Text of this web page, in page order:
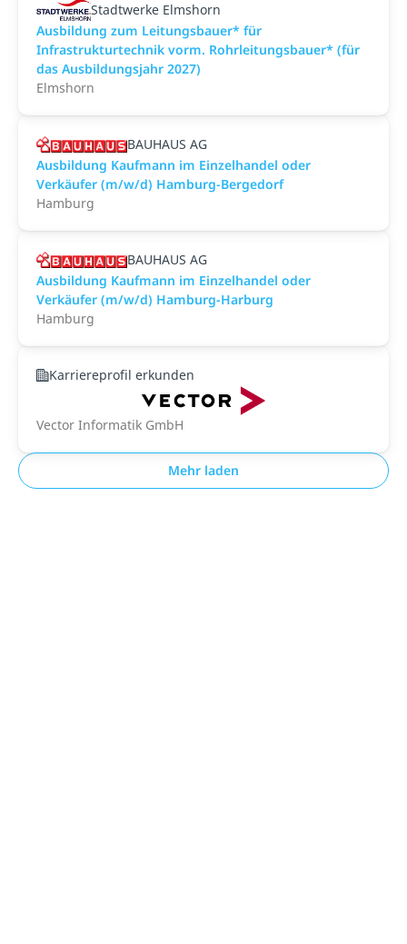
Stadtwerke Elmshorn
Ausbildung zum Leitungsbauer* für
Infrastrukturtechnik vorm. Rohrleitungsbauer* (für
das Ausbildungsjahr 2027)
Elmshorn
BAUHAUS AG
Ausbildung Kaufmann im Einzelhandel oder
Verkäufer (m/w/d) Hamburg-Bergedorf
Hamburg
BAUHAUS AG
Ausbildung Kaufmann im Einzelhandel oder
Verkäufer (m/w/d) Hamburg-Harburg
Hamburg
Karriereprofil erkunden
Vector Informatik GmbH
Mehr laden